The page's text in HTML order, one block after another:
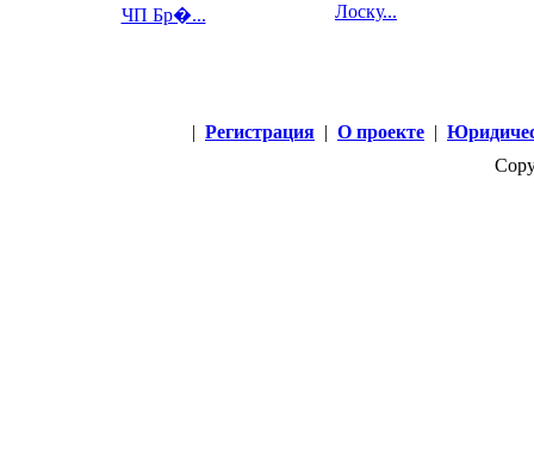
ЧП Бр�... Лоску...
| Регистрация | О проекте |